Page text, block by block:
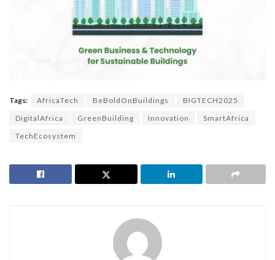
Tags: AfricaTech BeBoldOnBuildings
BIGTECH2025
DigitalAfrica
GreenBuilding Innovation
SmartAfrica
TechEcosystem